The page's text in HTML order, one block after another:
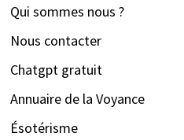
Qui sommes nous ?
Nous contacter
Chatgpt gratuit
Annuaire de la Voyance
Ésotérisme